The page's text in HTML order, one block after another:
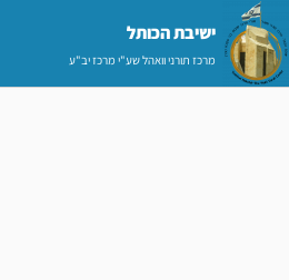
דילוג
לתוכן
ישיבת הכותל​
מרכז תורני וואהל שע"י מרכז יב"ע